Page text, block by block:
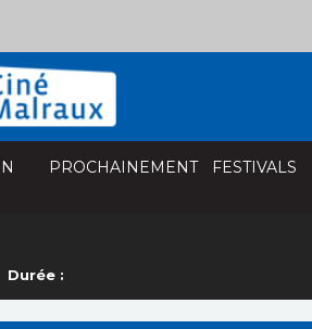
PROCHAINEMENT FESTIVALS
Durée :